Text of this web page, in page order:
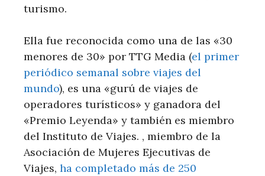
turismo.
Ella fue reconocida como una de las «30
menores de 30» por TTG Media (el primer
periódico semanal sobre viajes del
mundo), es una «gurú de viajes de
operadores turísticos» y ganadora del
«Premio Leyenda» y también es miembro
del Instituto de Viajes. , miembro de la
Asociación de Mujeres Ejecutivas de
Viajes, ha completado más de 250